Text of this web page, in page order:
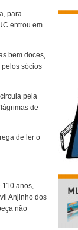
para
entrou em
bem doces,
pelos sócios
pela
de
de ler o
110 anos,
Anjinho dos
não